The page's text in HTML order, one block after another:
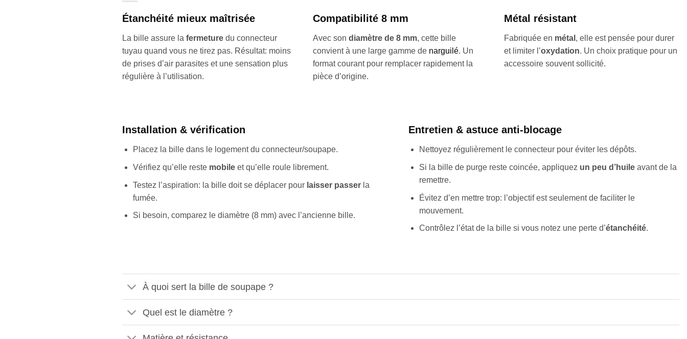
Étanchéité mieux maîtrisée
La bille assure la fermeture du connecteur
tuyau quand vous ne tirez pas. Résultat: moins
de prises d’air parasites et une sensation plus
régulière à l’utilisation.
Compatibilité 8 mm
Avec sondiamètre de 8 mm, cette bille
convient à une large gamme de narguilé. Un
format courant pour remplacer rapidement la
pièce d’origine.
Métal résistant
Fabriquée en métal , elle est pensée pour durer
et limiter l’oxydation. Un choix pratique pour un
accessoire souvent sollicité.
Installation & vérification
Placez la bille dans le logement du connecteur/soupape.
Vérifiez qu’elle reste mobileet qu’elle roule librement.
Testez l’aspiration: la bille doit se déplacer pour laisser passerla
fumée.
Si besoin, comparez le diamètre (8 mm) avec l’ancienne bille.
Entretien & astuce anti-blocage
Nettoyez régulièrement le connecteur pour éviter les dépôts.
Si la bille de purge reste coincée, appliquez un peu d’huileavant de la
remettre.
Évitez d’en mettre trop: l’objectif est seulement de faciliter le
mouvement.
Contrôlez l’état de la bille si vous notez une perte d’étanchéité.
À quoi sert la bille de soupape ?
Quel est le diamètre ?